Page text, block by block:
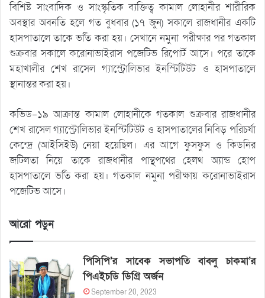
বিশিষ্ট সাংবাদিক ও সাংস্কৃতিক ব্যক্তিত্ব কামাল লোহানীর শারীরিক
অবস্থার অবনতি হলে গত বুধবার (১৭ জুন) সকালে রাজধানীর একটি
হাসপাতালে তাকে ভর্তি করা হয়। সেখানে নমুনা পরীক্ষার পর গতকাল
শুক্রবার সকালে করোনাভাইরাস পজেটিভ রিপোর্ট আসে। পরে তাকে
মহাখালীর শেখ রাসেল গ্যাস্ট্রোলিভার ইনস্টিটিউট ও হাসপাতালে
স্থানান্তর করা হয়।
কভিড-১৯ আক্রান্ত কামাল লোহানীকে গতকাল শুক্রবার রাজধানীর
শেখ রাসেল গ্যাস্ট্রোলিভার ইনস্টিটিউট ও হাসপাতালের নিবিড় পরিচর্যা
কেন্দ্রে (আইসিইউ) নেয়া হয়েছিল। এর আগে ফুসফুস ও কিডনির
জটিলতা নিয়ে তাকে রাজধানীর পান্থপথের হেলথ অ্যান্ড হোপ
হাসপাতালে ভর্তি করা হয়। গতকাল নমুনা পরীক্ষায় করোনাভাইরাস
পজেটিভ আসে।
আরো পড়ুন
পিসিপি’র সাবেক সভাপতি বাবলু চাকমা’র
পিএইচডি ডিগ্রি অর্জন
September 20, 2023